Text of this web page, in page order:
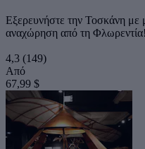
Εξερευνήστε την Τοσκάνη με
αναχώρηση από τη Φλωρεντία!
4,3 (149)
Από
67,99 $